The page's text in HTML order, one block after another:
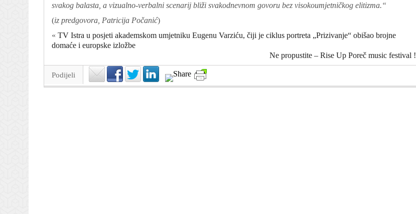
svakog balasta, a vizualno-verbalni scenarij bliži svakodnevnom govoru bez visokoumjetničkog elitizma.“
(iz predgovora, Patricija Počanić)
« TV Istra u posjeti akademskom umjetniku Eugenu Varziću, čiji je ciklus portreta „Prizivanje“ obišao brojne
domaće i europske izložbe
Ne propustite – Rise Up Poreč music festival !
Podijeli